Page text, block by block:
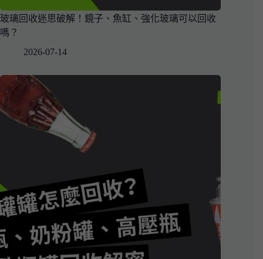
玻璃回收迷思破解！鏡子、魚缸、強化玻璃可以回收
嗎？
2026-07-14